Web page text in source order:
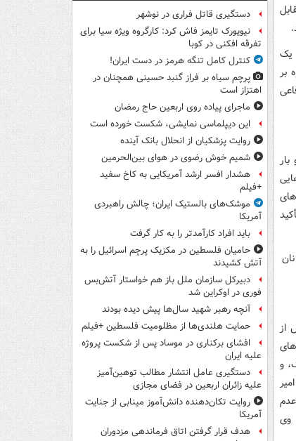
یک
بر
از
و
وی
دستگیری قاتل فراری در نوشهر
نیویورک تایمز فاش کرد: کارگروه ویژه سیا برای
تفرقه افکنی در کوبا
کنترل کامل تنگه هرمز در دست ایران!
پرچم سیاه بر فراز گنبد حسینی همچنان در
اهتزاز است
ماجرای پیاده روی اربعین حاج رمضان
این دیپلماسی نمایشی، شکست خورده است
روایت پزشکیان از انحلال بانک آینده
شمیم خوش رضوی در هوای بین‌الحرمین
هشدار افسر ارشد آمریکایی به کاخ سفید
+فیلم
موشک‌های بالستیک ایران؛ چالش راهبردی
آمریکا
باید افراد کارآمدتر را به کار گرفت
حامیان فلسطین در مکزیک پرچم اسرائیل را به
آتش کشیدند
دبیرکل سازمان ملل باز هم خواستار آتش‌بس
فوری در اوکراین شد
آنچه رهبر شهید سال‌ها پیش دیده بودند
حمایت هلندی‌ها از مظلومیت فلسطین +فیلم
افشای برکناری در موساد پس از شکست پروژه
علیه ایران
دستگیری عامل انتشار مطالب توهین‌آمیز
علیه زائران اربعین در فضای مجازی
روایت تکان‌دهنده دانش‌آموز مینابی از جنایت
آمریکا
هدف قرار گرفتن اتاق‌ فرماندهی مزدوران